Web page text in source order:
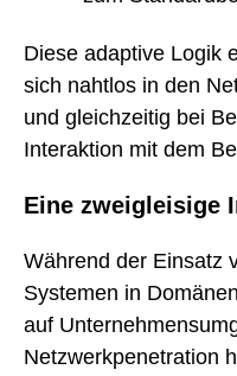
Diese adaptive Logik
sich nahtlos in den
und gleichzeitig bei
Interaktion mit dem
Eine zweigleisige
Während der Einsatz
Systemen in
auf
Netzwerkpenetration